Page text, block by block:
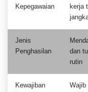
Kepegawaian
kerja
Jenis
Penghasilan
dan
rutin
Kewajiban
Wajib